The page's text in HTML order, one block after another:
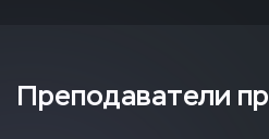
Преподаватели